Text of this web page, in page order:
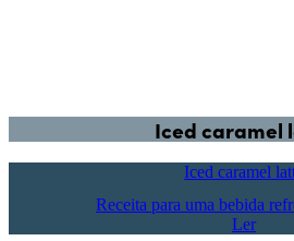
Iced caramel
Iced caramel
Receita para uma bebida
Ler